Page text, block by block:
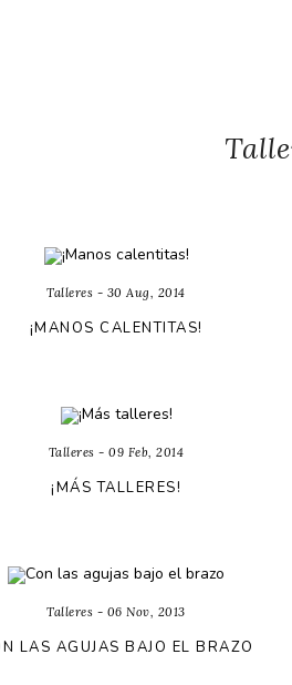
Talleres - 30 Aug, 2014
¡MANOS CALENTITAS!
Talleres - 09 Feb, 2014
¡MÁS TALLERES!
Talleres - 06 Nov, 2013
LAS AGUJAS BAJO EL BRAZO